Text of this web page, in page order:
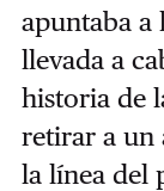
apuntaba a
llevada a
historia de
retirar a un
la línea del